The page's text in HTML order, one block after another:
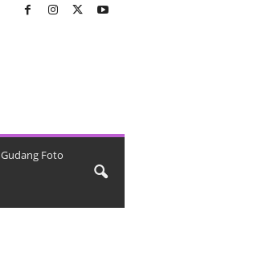
Gudang Foto